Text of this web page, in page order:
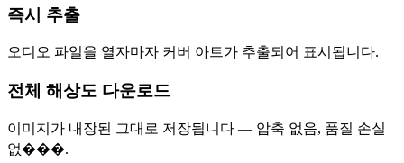
즉시 추출
오디오 파일을 열자마자 커버 아트가 추출되어 표시됩니다.
전체 해상도 다운로드
이미지가 내장된 그대로 저장됩니다 — 압축 없음, 품질 손실
없���.